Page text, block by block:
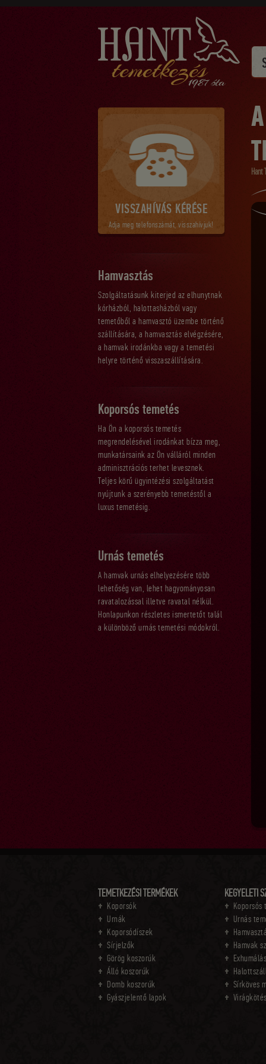
Hant
VISSZAHÍVÁS KÉRÉSE
Adja meg telefonszámát, visszahívjuk!
Hamvasztás
Szolgáltatásunk kiterjed az elhunytnak
kórházból, halottasházból vagy
temetőből a hamvasztó üzembe történő
szállítására, a hamvasztás elvégzésére,
a hamvak irodánkba vagy a temetési
helyre történő visszaszállítására.
Koporsós temetés
Ha Ön a koporsós temetés
megrendelésével irodánkat bízza meg,
munkatársaink az Ön válláról minden
adminisztrációs terhet levesznek.
Teljes körű ügyintézési szolgáltatást
nyújtunk a szerényebb temetéstől a
luxus temetésig.
Urnás temetés
A hamvak urnás elhelyezésére több
lehetőség van, lehet hagyományosan
ravatalozással illetve ravatal nélkül.
Honlapunkon részletes ismertetőt talál
a különböző urnás temetési módokról.
TEMETKEZÉSI TERMÉKEK
Koporsók
Urnák
Koporsódíszek
Sírjelzők
Görög koszorúk
Álló koszorúk
Domb koszorúk
Gyászjelentő lapok
KEGYELETI
Koporsós
Urnás
Hamvak
Exhumálás
Sírköves